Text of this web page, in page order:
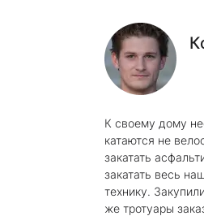
К своему дому
катаются не
закатать
закатать весь
технику.
же тротуары